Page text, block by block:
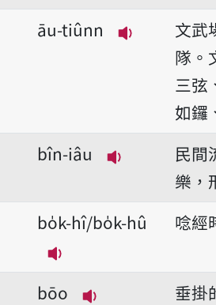
播放音讀âu-ūn
āu-tiûnn
播放音讀
文武
隊。
三弦
如鑼
bîn-iâu
播放音讀
民間
樂，
bo̍k-hî/bo̍k-hû
播放音讀bo̍k-hî/bo̍k-
唸經
bōo
垂掛